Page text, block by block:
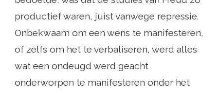
productief waren, juist vanwege repressie.
Onbekwaam om een ​​wens te manifesteren,
of zelfs om het te verbaliseren, werd alles
wat een ondeugd werd geacht
onderworpen te manifesteren onder het